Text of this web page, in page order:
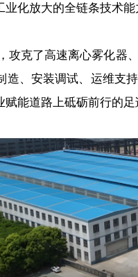
化放大的全链条技术能
了高速离心雾化器、
、安装调试、运维支
能道路上砥砺前行的足